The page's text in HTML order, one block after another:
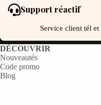
Support réactif
Service client tél
DÉCOUVRIR
Nouveautés
Code promo
Blog